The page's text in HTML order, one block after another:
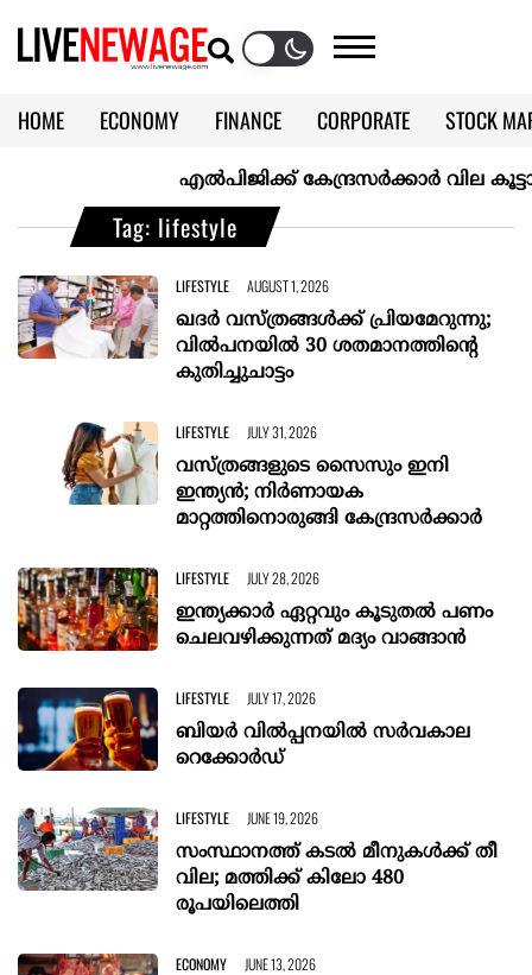
HOME ECONOMY FINANCE CORPORATE
STOCK
KERALA @70
എല്‍പിജിക്ക് കേന്ദ്രസർക്കാർ വില
Tag: lifestyle
LIFESTYLE AUGUST 1, 2026
ഖദർ വസ്ത്രങ്ങൾക്ക് പ്രിയമേറുന്നു;
വില്‍പനയില്‍ 30 ശതമാനത്തിന്റെ
കുതിച്ചുചാട്ടം
LIFESTYLE JULY 31, 2026
വസ്ത്രങ്ങളുടെ സൈസും ഇനി
ഇന്ത്യൻ; നിര്‍ണായക
മാറ്റത്തിനൊരുങ്ങി കേന്ദ്രസര്‍ക്കാര്‍
LIFESTYLE JULY 28, 2026
ഇന്ത്യക്കാര്‍ ഏറ്റവും കൂടുതല്‍ പണം
ചെലവഴിക്കുന്നത് മദ്യം വാങ്ങാൻ
LIFESTYLE JULY 17, 2026
ബിയര്‍ വില്‍പ്പനയില്‍ സര്‍വകാല
റെക്കോര്‍ഡ്
LIFESTYLE JUNE 19, 2026
സംസ്ഥാനത്ത് കടൽ മീനുകൾക്ക് തീ
വില; മത്തിക്ക് കിലോ 480
രൂപയിലെത്തി
ECONOMY JUNE 13, 2026